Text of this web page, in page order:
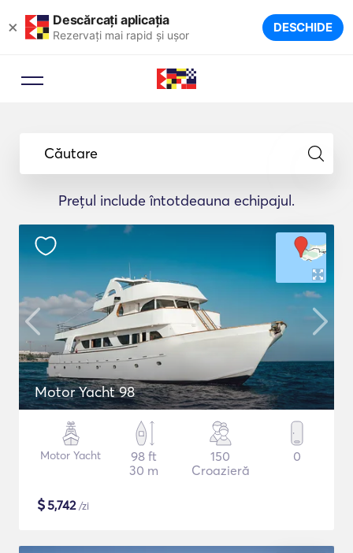
× Descărcați aplicația
Rezervați mai rapid și ușor DESCHIDE
Căutare
Prețul include întotdeauna echipajul.
Motor Yacht 98
Motor Yacht
98 ft
30 m
150
Croazieră
0
$5,742/zi